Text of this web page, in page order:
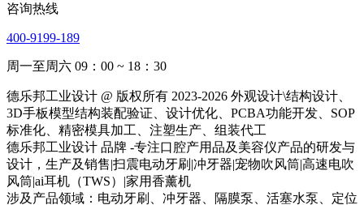
咨询热线
400-9199-189
周一至周六 09：00 ~ 18：30
德乐邦工业设计 @ 版权所有 2023-2026 外观设计\结构设计、
3D手板模型结构装配验证、设计优化、PCBA功能开发、SOP
标准化、精密模具加工、注塑生产、组装代工
德乐邦工业设计 品牌 -专注口腔产用品及美容仪产品的研发与
设计，生产及销售|扫震电动牙刷|冲牙器|宠物吹风筒|高速电吹
风筒|ai耳机（TWS）|家用香薰机
涉及产品领域：电动牙刷、冲牙器、隔膜泵、活塞水泵、定位